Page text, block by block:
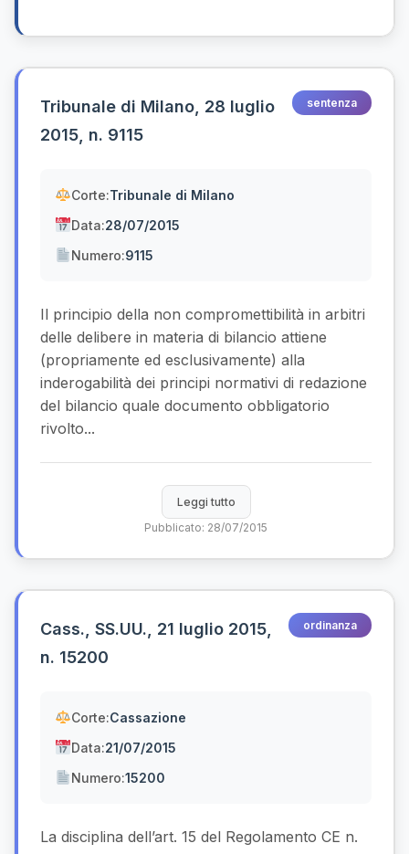
Tribunale di Milano, 28 luglio
2015, n. 9115
sentenza
Corte:Tribunale di Milano
Data:28/07/2015
Numero:9115
Il principio della non compromettibilità in arbitri
delle delibere in materia di bilancio attiene
(propriamente ed esclusivamente) alla
inderogabilità dei principi normativi di redazione
del bilancio quale documento obbligatorio
rivolto...
Leggi tutto
Pubblicato: 28/07/2015
Cass., SS.UU., 21 luglio 2015,
n. 15200
ordinanza
Corte:Cassazione
Data:21/07/2015
Numero:15200
La disciplina dell’art. 15 del Regolamento CE n.